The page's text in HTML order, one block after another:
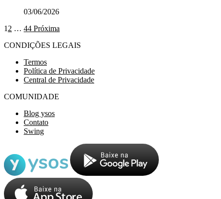
03/06/2026
12 … 44 Próxima
CONDIÇÕES LEGAIS
Termos
Política de Privacidade
Central de Privacidade
COMUNIDADE
Blog ysos
Contato
Swing